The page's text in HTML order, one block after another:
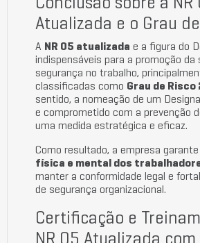
Conclusão sobre a NR
Atualizada e o Grau
A NR 05 atualizada e a figura do
indispensáveis para a promoção da
segurança no trabalho,
classificadas como Grau de Risco
sentido, a nomeação de um
e comprometido com a prevenção
uma medida estratégica e eficaz.
Como resultado, a empresa garante
física e mental dos
manter a conformidade legal e
de segurança organizacional.
Certificação e